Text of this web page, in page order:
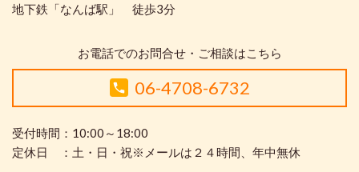
地下鉄「なんば駅」 徒歩3分
お電話でのお問合せ・ご相談はこちら
06-4708-6732
受付時間：10:00～18:00
定休日 ：土・日・祝※メールは２４時間、年中無休